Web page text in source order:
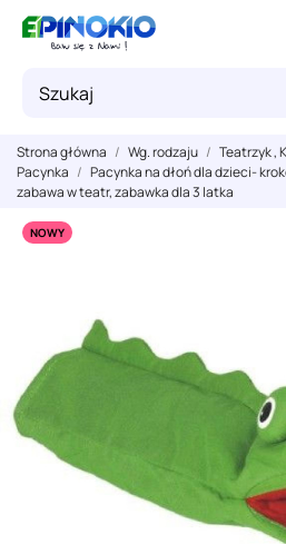
Strona główna Wg. rodzaju
Teatrzyk ,
Pacynka
Pacynka na dłoń dla dzieci-
zabawa w teatr, zabawka dla 3 latka
NOWY